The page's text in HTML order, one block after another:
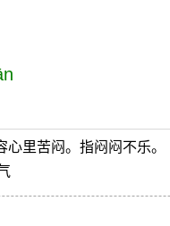
里苦闷。指闷闷不乐。